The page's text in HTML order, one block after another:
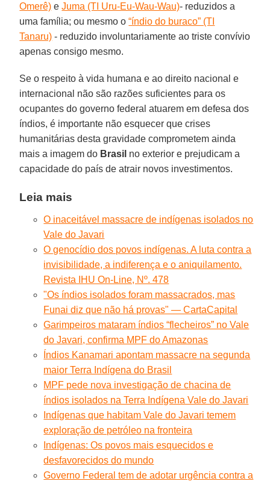
Omerê) eJuma (TI Uru-Eu-Wau-Wau)- reduzidos a
uma família; ou mesmo o“índio do buraco” (TI
Tanaru) - reduzido involuntariamente ao triste convívio
apenas consigo mesmo.
Se o respeito à vida humana e ao direito nacional e
internacional não são razões suficientes para os
ocupantes do governo federal atuarem em defesa dos
índios, é importante não esquecer que crises
humanitárias desta gravidade comprometem ainda
mais a imagem do Brasil no exterior e prejudicam a
capacidade do país de atrair novos investimentos.
Leia mais
O inaceitável massacre de indígenas isolados no
Vale do Javari
O genocídio dos povos indígenas. A luta contra a
invisibilidade, a indiferença e o aniquilamento.
Revista IHU On-Line, Nº. 478
"Os índios isolados foram massacrados, mas
Funai diz que não há provas" — CartaCapital
Garimpeiros mataram índios “flecheiros” no Vale
do Javari, confirma MPF do Amazonas
Índios Kanamari apontam massacre na segunda
maior Terra Indígena do Brasil
MPF pede nova investigação de chacina de
índios isolados na Terra Indígena Vale do Javari
Indígenas que habitam Vale do Javari temem
exploração de petróleo na fronteira
Indígenas: Os povos mais esquecidos e
desfavorecidos do mundo
Governo Federal tem de adotar urgência contra a